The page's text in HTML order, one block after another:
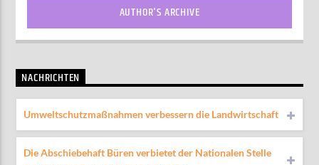
AUTHOR'S ARCHIVE
NACHRICHTEN
Umweltschutzmaßnahmen verbessern die Landwirtschaft
Die Abschiebehaft Büren verbietet der Nationalen Stelle